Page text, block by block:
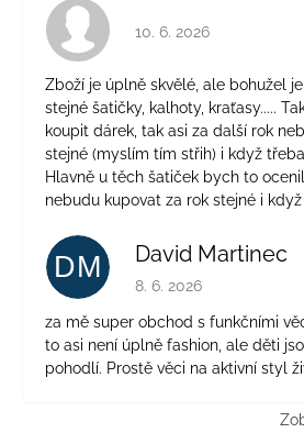
Hodnocení obchodu je
10. 6. 2026
Zboží je úplně skvělé, ale bohužel
stejné šatičky, kalhoty, kraťasy.....
koupit dárek, tak asi za další rok
stejné (myslím tím střih) i když
Hlavně u těch šatiček bych to
nebudu kupovat za rok stejné i
DM David Martinec
Hodnocení obchodu je
8. 6. 2026
za mě super obchod s funkčními
to asi není úplně fashion, ale děti
pohodlí. Prostě věci na aktivní styl